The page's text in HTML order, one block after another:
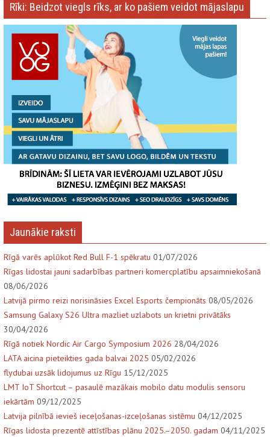
Rīki: Beidzot viegls rīks, ar ko pašiem veidot mājaslapu
Jaunākie raksti
Rīgā varēs aplūkot Red Bull F-1 spēkratu 01/07/2026
Rīgas lidostai jauni sadarbības partneri komercplatību apsaimniekošanā
08/06/2026
Latvijā pirmo reizi norisināsies Excel Esports čempionāts 08/05/2026
Samsung Galaxy S26 Ultra mazliet uzlabots un krietni privātāks
30/04/2026
Rīgā notiek Nordic Air Cargo Symposium 2026 28/04/2026
LATA aicina pieteikties gada balvai 2025 05/02/2026
flydubai uzsāk lidojumus uz Rīgu 15/12/2025
LMT IoT Shortcut – pasaulē mazākais mobilo datu modulis sensoru
iekārtām 09/12/2025
Latvija pilnībā ievieš ieceļošanas-izceļošanas sistēmu 04/12/2025
Rīgas lidosta prezentē attīstības plānu 2025.–2050. gadam 04/11/2025